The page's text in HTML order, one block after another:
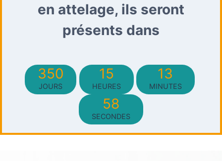
en attelage, ils seront
présents dans
350
JOURS
15
HEURES
13
MINUTES
57
SECONDES